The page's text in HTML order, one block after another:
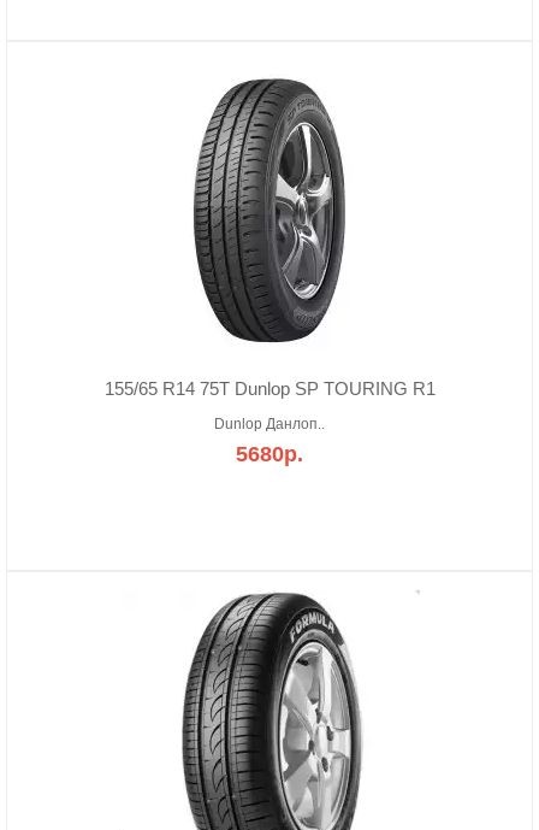
155/65 R14 75T Dunlop SP TOURING R1
Dunlop Данлоп..
5680р.